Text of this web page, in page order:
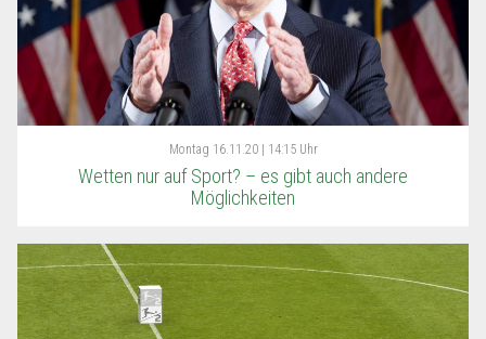
Montag 16.11.20 | 14:15 Uhr
Wetten nur auf Sport? – es gibt auch andere
Möglichkeiten